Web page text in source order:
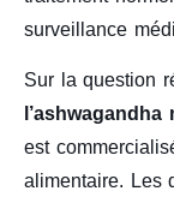
surveillance
Sur la question
est
alimentaire. Les